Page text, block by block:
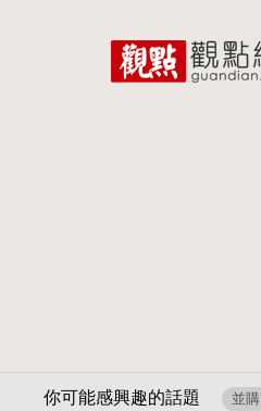
你可能感興趣的話題 並購